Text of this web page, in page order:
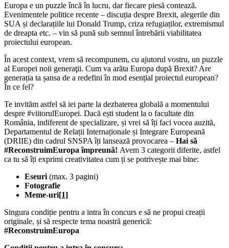
Europa e un puzzle încă în lucru, dar fiecare piesă contează.
Evenimentele politice recente – discuția despre Brexit, alegerile din
SUA și declarațiile lui Donald Trump, criza refugiaților, extremismul
de dreapta etc. – vin să pună sub semnul întrebării viabilitatea
proiectului european.
În acest context, vrem să recompunem, cu ajutorul vostru, un puzzle
al Europei noii generaţii. Cum va arăta Europa după Brexit? Are
generația ta șansa de a redefini în mod esențial proiectul european?
În ce fel?
Te invităm astfel să iei parte la dezbaterea globală a momentului
despre #viitorulEuropei. Dacă ești student la o facultate din
România, indiferent de specializare, și vrei să îți faci vocea auzită,
Departamentul de Relații Internaționale și Integrare Europeană
(DRIIE) din cadrul SNSPA îți lansează provocarea – Hai să
#ReconstruimEuropa împreună! Avem 3 categorii diferite, astfel
ca tu să îți exprimi creativitatea cum ți se potrivește mai bine:
Eseuri (max. 3 pagini)
Fotografie
Meme-uri[1]
Singura condiție pentru a intra în concurs e să ne propui creații
originale, și să respecte tema noastră generică:
#ReconstruimEuropa